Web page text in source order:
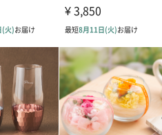
きメッセージカ
Thank you）ピ
680円）
【誕生日】
Birthday ホワ
刷なし）（